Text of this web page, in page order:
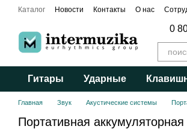
Перейти к основному контенту
Каталог Новости Контакты О нас
0
Гитары Ударные
Главная Звук Акустические системы
Портативная